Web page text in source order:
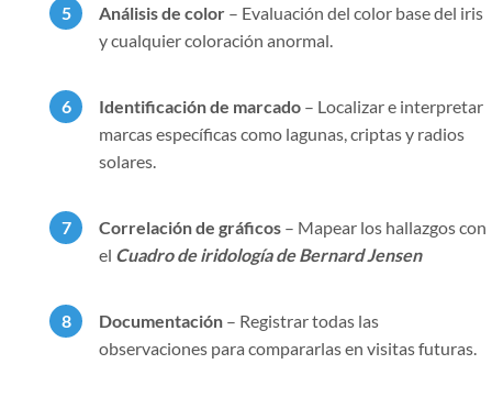
Análisis de color – Evaluación del color base del iris
y cualquier coloración anormal.
Identificación de marcado – Localizar e interpretar
marcas específicas como lagunas, criptas y radios
solares.
Correlación de gráficos – Mapear los hallazgos con
el Cuadro de iridología de Bernard Jensen
Documentación – Registrar todas las
observaciones para compararlas en visitas futuras.